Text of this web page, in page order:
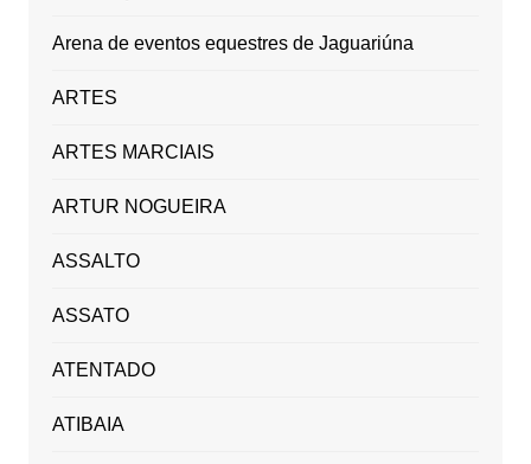
Arena de eventos equestres de Jaguariúna
ARTES
ARTES MARCIAIS
ARTUR NOGUEIRA
ASSALTO
ASSATO
ATENTADO
ATIBAIA